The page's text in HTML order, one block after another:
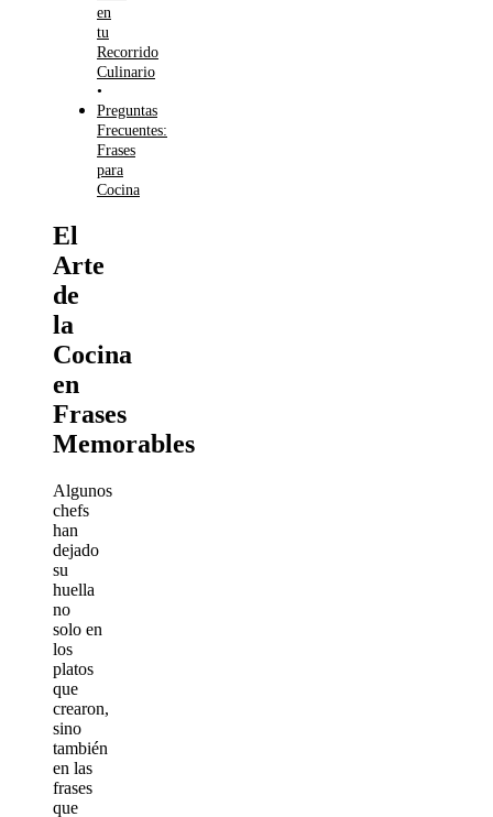
en
tu
Recorrido
Culinario
Preguntas
Frecuentes:
Frases
para
Cocina
El
Arte
de
la
Cocina
en
Frases
Memorables
Algunos
chefs
han
dejado
su
huella
no
solo en
los
platos
que
crearon,
sino
también
en las
frases
que